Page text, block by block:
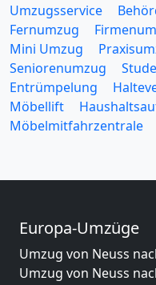
Umzugsservice
Fernumzug
Mini Umzug
Seniorenumzug
Entrümpelung
Möbellift
Möbelmitfahrzentrale
Europa-Umzüge
Umzug von Neuss
Umzug von Neuss